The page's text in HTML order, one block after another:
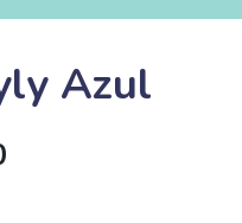
Azul